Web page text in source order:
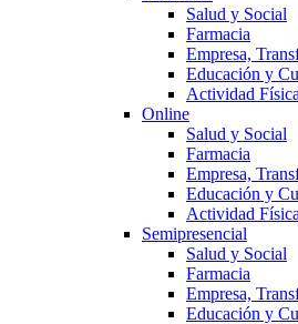
Salud y Social
Farmacia
Empresa,
Educación y
Actividad
Online
Salud y Social
Farmacia
Empresa,
Educación y
Actividad
Semipresencial
Salud y Social
Farmacia
Empresa,
Educación y